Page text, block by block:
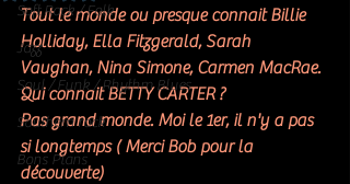
Soft Rock / Folk
Jazz
Soul / Funk / Rhythm Blues
Southern rock
Bons Plans
Tout le monde ou presque connait Billie
Holliday, Ella Fitzgerald, Sarah
Vaughan, Nina Simone, Carmen MacRae.
Qui connait BETTY CARTER ?
Pas grand monde. Moi le 1er, il n'y a pas
si longtemps ( Merci Bob pour la
découverte)